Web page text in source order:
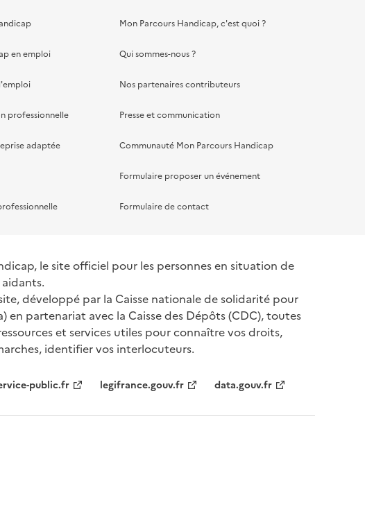
en emploi
professionnelle
adaptée
Mon Parcours Handicap, c'est quoi ?
Qui sommes-nous ?
Nos partenaires contributeurs
Presse et communication
Communauté Mon Parcours Handicap
Formulaire proposer un événement
Formulaire de contact
le site officiel pour les personnes en situation de
développé par la Caisse nationale de solidarité pour
en partenariat avec la Caisse des Dépôts (CDC), toutes
et services utiles pour connaître vos droits,
identifier vos interlocuteurs.
partenaires
public.fr legifrance.gouv.fr data.gouv.fr